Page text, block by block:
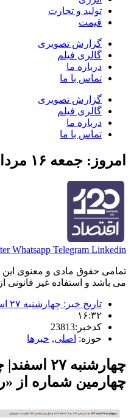
تولید و تجارت
قیمت
گزارش تصویری
گالری فیلم
درباره ما
تماس با ما
گزارش تصویری
گالری فیلم
درباره ما
تماس با ما
امروز: جمعه ۱۶ مرداد ۱۴۰۵
Whatsapp Telegram Linkedin
می باشد و استفاده غیر قانونی
تاریخ خبر: چهارشنبه ۲۷ اسفند ۱۴۰۴
۱۶:۳۲
کدخبر:23813
حوزه: اصلی, خبرها
چهارشنبه
چهارمین شماره از